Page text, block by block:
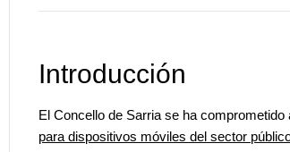
Introducción
El Concello de Sarria se ha
para dispositivos móviles del sector